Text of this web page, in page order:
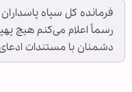
فرمانده کل سپاه پاسداران
رسماً اعلام می‌کنم هیچ
دشمنان با مستندات ادعای